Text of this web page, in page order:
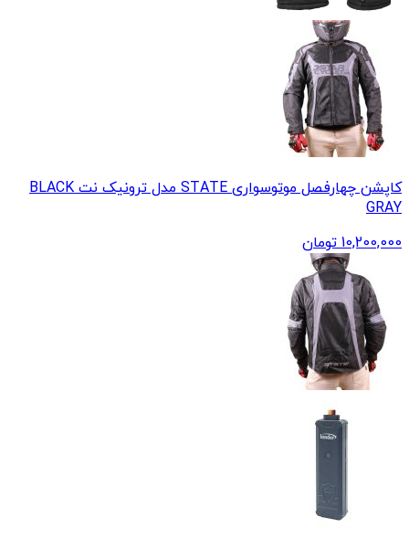
کاپشن چهارفصل موتوسواری STATE مدل ترونیک نت BLACK
GRAY
10,200,000 تومان